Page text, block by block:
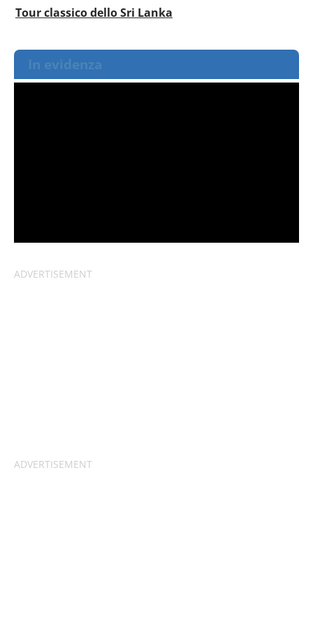
Tour classico dello Sri Lanka
In evidenza